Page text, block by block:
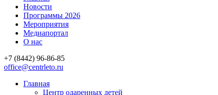
Новости
Программы 2026
Мероприятия
Медиапортал
О нас
+7 (8442) 96-86-85
office@centrleto.ru
Главная
Центр одаренных детей